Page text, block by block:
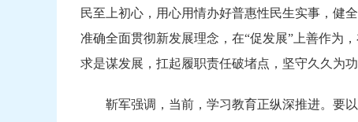
民至上初心，用心用情办好普惠性民生实事，健
准确全面贯彻新发展理念，在“促发展”上善作为
求是谋发展，扛起履职责任破堵点，坚守久久为
靳军强调，当前，学习教育正纵深推进。要